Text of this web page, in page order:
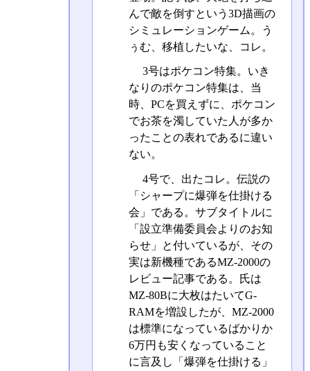
んで敵を倒すという3D描画の
シミュレーションゲーム。う
ぅむ、移植したいな、コレ。
3号はポケコン特集。いき
なりのポケコン特集は、当
時、PCを買えずに、ポケコン
でお茶を濁していた人が多か
ったことの表れであるに違い
ない。
4号で、出たコレ。伝説の
「シャープに爆弾を仕掛ける
会」である。サブタイトルに
「設立準備委員会よりのお知
らせ」と付いているが、その
実は新機種であるMZ-2000の
レビュー記事である。氏は
MZ-80Bに大枚はたいてG-
RAMを増設したが、MZ-2000
は標準になっているばかりか
6万円も安くなっていること
に言及し「爆弾を仕掛ける」